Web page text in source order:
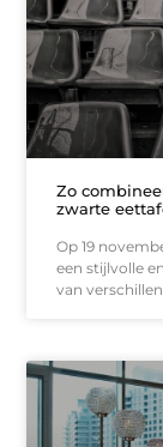
Zo
zwarte
Op 19
een stijlvolle
van